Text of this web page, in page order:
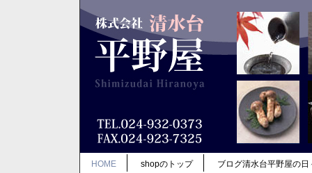
HOME shopのトップ ブログ清水台平野屋の日